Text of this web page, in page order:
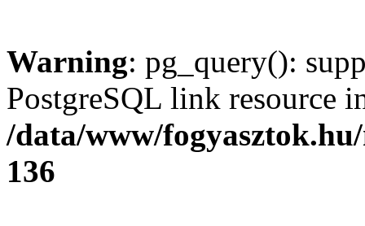
Warning: pg_query():
PostgreSQL link resource
/data/www/
136